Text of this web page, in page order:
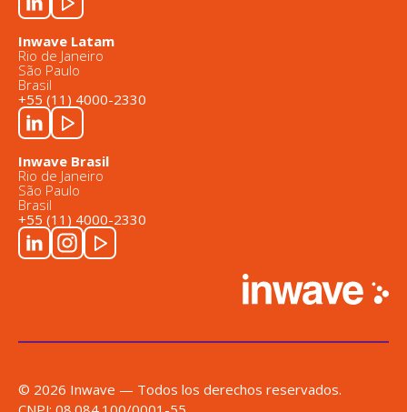
Inwave Latam
Rio de Janeiro
São Paulo
Brasil
+55 (11) 4000-2330
Inwave Brasil
Rio de Janeiro
São Paulo
Brasil
+55 (11) 4000-2330
© 2026 Inwave — Todos los derechos reservados.